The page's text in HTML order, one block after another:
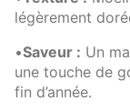
légèrement
•Saveur : Un
une touche de
fin d’année.